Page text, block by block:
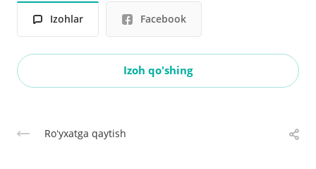
Izohlar Facebook
Izoh qo'shing
Roʻyxatga qaytish